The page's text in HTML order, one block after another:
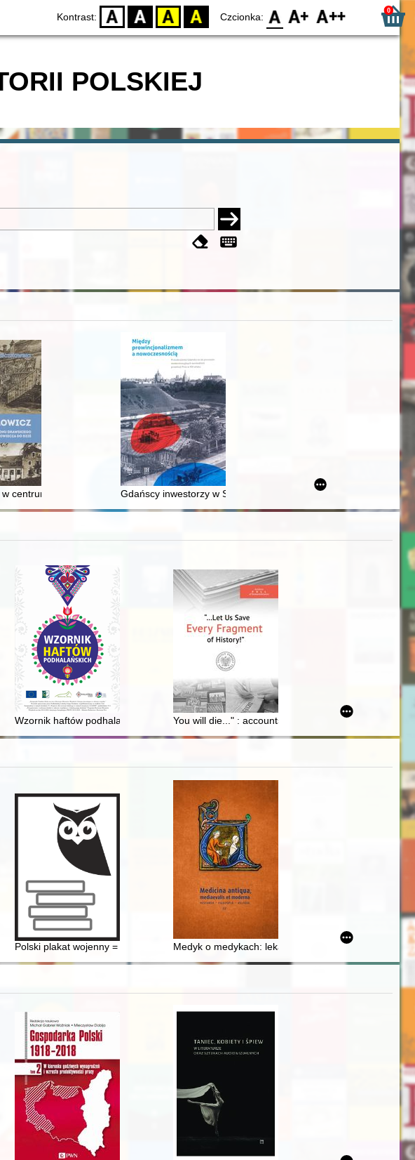
Kontrast: D BW YB BY Czcionka: F0 F1 F2 0
POLSKIEJ
centrum poligonu drawskiego od średniowiecza do dziś
Gdańscy inwestorzy w Sopocie : prestiż finansowy i towarzyski
Litewskiego w XIV-XVIII w
T. 2,
Wzornik haftów podhalańskich You will die..." : accounts of former prisoners of KL
stanów" (1908-1924) : stan badań i możliwości źródłowe
II wojny światowej
Polski plakat wojenny = Polish world war II postersMedyk o medykach: lekarze w dziele "Chronica